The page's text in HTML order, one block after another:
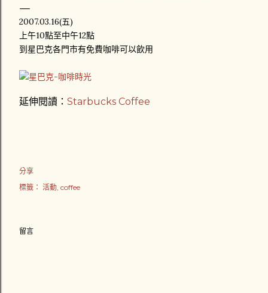
2007.03.16(五)
上午10點至中午12點
到星巴克各門市有免費咖啡可以飲用
延伸閱讀： Starbucks Coffee
分享
標籤： 活動 coffee
留言